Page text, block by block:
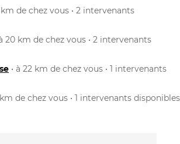
km de chez vous • 2 intervenants
20 km de chez vous • 2 intervenants
• à 22 km de chez vous • 1 intervenants
de chez vous • 1 intervenants disponibles